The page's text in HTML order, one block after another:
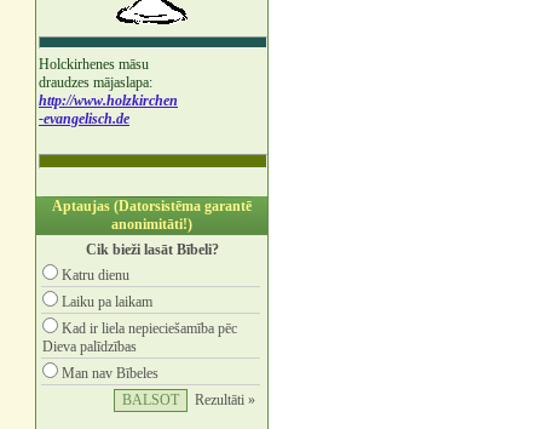
Holckirhenes māsu
draudzes mājaslapa:
http://www.holzkirchen
-evangelisch.de
Aptaujas (Datorsistēma garantē
anonimitāti!)
Cik bieži lasāt Bībeli?
Katru dienu
Laiku pa laikam
Kad ir liela nepieciešamība pēc
Dieva palīdzības
Man nav Bībeles
Rezultāti »